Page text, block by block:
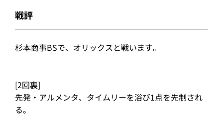
戦評
杉本商事BSで、オリックスと戦います。
[2回裏]
先発・アルメンタ、タイムリーを浴び1点を先制され
る。